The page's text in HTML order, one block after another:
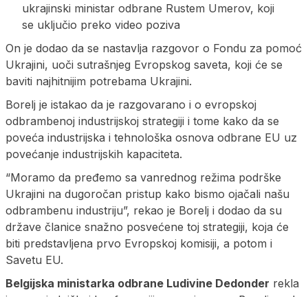
ukrajinski ministar odbrane Rustem Umerov, koji
se uključio preko video poziva
On je dodao da se nastavlja razgovor o Fondu za pomoć
Ukrajini, uoči sutrašnjeg Evropskog saveta, koji će se
baviti najhitnijim potrebama Ukrajini.
Borelj je istakao da je razgovarano i o evropskoj
odbrambenoj industrijskoj strategiji i tome kako da se
poveća industrijska i tehnološka osnova odbrane EU uz
povećanje industrijskih kapaciteta.
“Moramo da pređemo sa vanrednog režima podrške
Ukrajini na dugoročan pristup kako bismo ojačali našu
odbrambenu industriju”, rekao je Borelj i dodao da su
države članice snažno posvećene toj strategiji, koja će
biti predstavljena prvo Evropskoj komisiji, a potom i
Savetu EU.
Belgijska ministarka odbrane Ludivine Dedonder rekla